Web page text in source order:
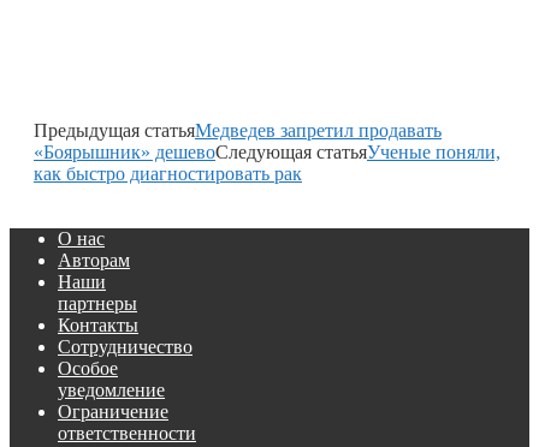
Предыдущая статьяМедведев запретил продавать
«Боярышник» дешевоСледующая статьяУченые поняли,
как быстро диагностировать рак
О нас
Авторам
Наши
партнеры
Контакты
Сотрудничество
Особое
уведомление
Ограничение
ответственности